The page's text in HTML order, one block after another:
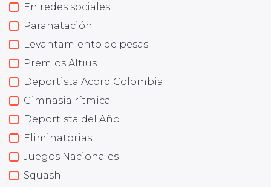
En redes sociales
Paranatación
Levantamiento de pesas
Premios Altius
Deportista Acord Colombia
Gimnasia rítmica
Deportista del Año
Eliminatorias
Juegos Nacionales
Squash